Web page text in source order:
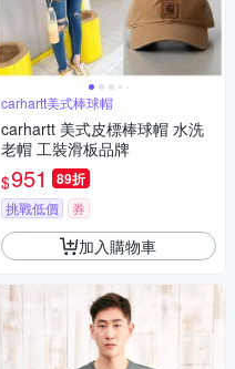
carhartt美式棒球帽
carhartt 美式皮標棒球帽 水洗
老帽 工裝滑板品牌
$951 89折
挑戰低價 券
加入購物車